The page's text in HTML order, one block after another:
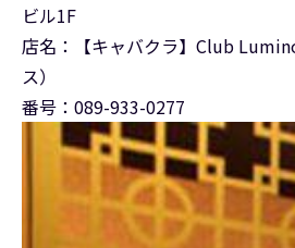
ビル1F
店名：【キャバクラ】Club
ス）
番号：089-933-0277